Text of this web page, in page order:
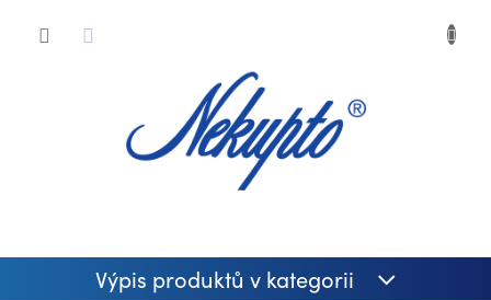
Výpis produktů v kategorii